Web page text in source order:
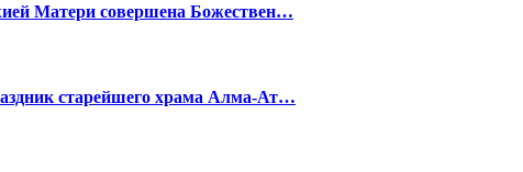
Матери совершена Божествен…
старейшего храма Алма-Ат…